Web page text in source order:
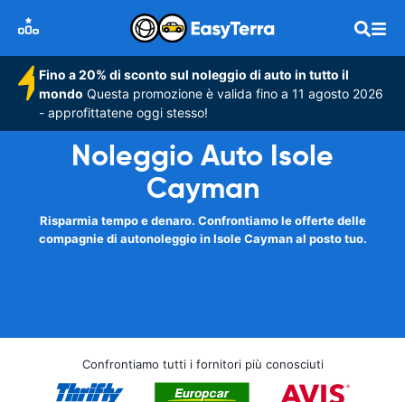
Fino a 20% di sconto sul noleggio di auto in tutto il
mondo Questa promozione è valida fino a 11 agosto 2026
- approfittatene oggi stesso!
Noleggio Auto Isole
Cayman
Risparmia tempo e denaro. Confrontiamo le offerte delle
compagnie di autonoleggio in Isole Cayman al posto tuo.
Confrontiamo tutti i fornitori più conosciuti